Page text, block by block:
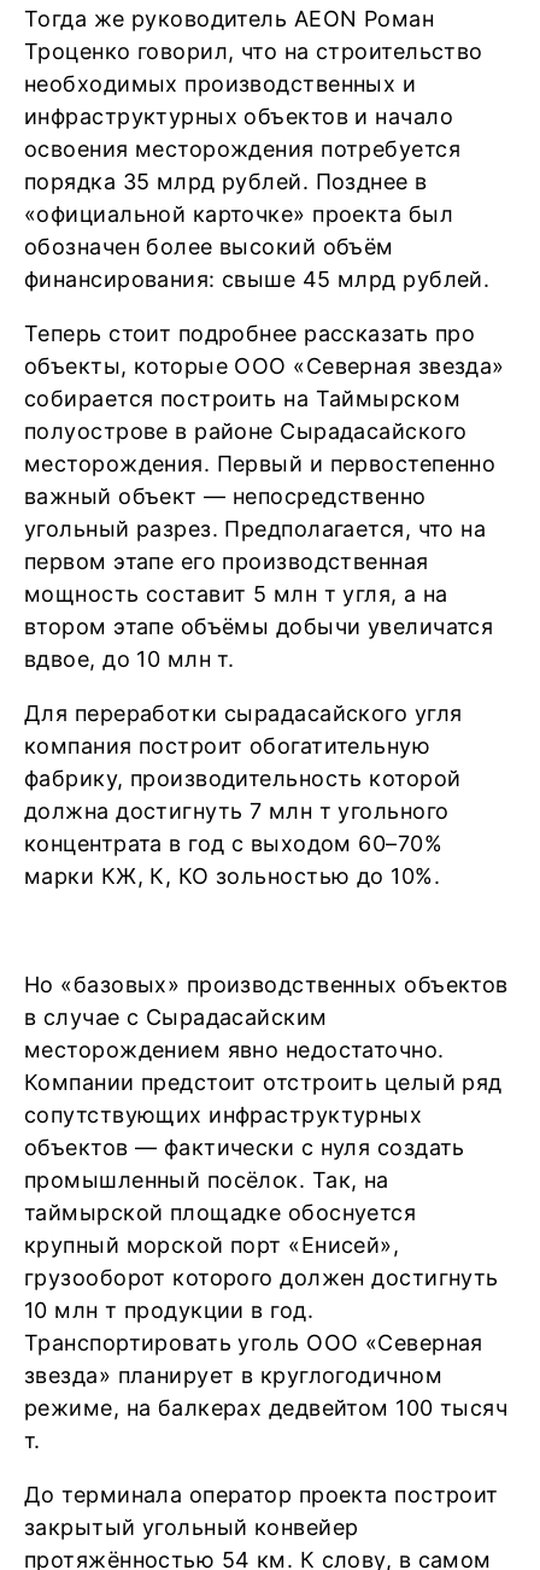
Тогда же руководитель AEON Роман
Троценко говорил, что на строительство
необходимых производственных и
инфраструктурных объектов и начало
освоения месторождения потребуется
порядка 35 млрд рублей. Позднее в
«официальной карточке» проекта был
обозначен более высокий объём
финансирования: свыше 45 млрд рублей.
Теперь стоит подробнее рассказать про
объекты, которые ООО «Северная звезда»
собирается построить на Таймырском
полуострове в районе Сырадасайского
месторождения. Первый и первостепенно
важный объект — непосредственно
угольный разрез. Предполагается, что на
первом этапе его производственная
мощность составит 5 млн т угля, а на
втором этапе объёмы добычи увеличатся
вдвое, до 10 млн т.
Для переработки сырадасайского угля
компания построит обогатительную
фабрику, производительность которой
должна достигнуть 7 млн т угольного
концентрата в год с выходом 60–70%
марки КЖ, К, КО зольностью до 10%.
Но «базовых» производственных объектов
в случае с Сырадасайским
месторождением явно недостаточно.
Компании предстоит отстроить целый ряд
сопутствующих инфраструктурных
объектов — фактически с нуля создать
промышленный посёлок. Так, на
таймырской площадке обоснуется
крупный морской порт «Енисей»,
грузооборот которого должен достигнуть
10 млн т продукции в год.
Транспортировать уголь ООО «Северная
звезда» планирует в круглогодичном
режиме, на балкерах дедвейтом 100 тысяч
т.
До терминала оператор проекта построит
закрытый угольный конвейер
протяжённостью 54 км. К слову, в самом